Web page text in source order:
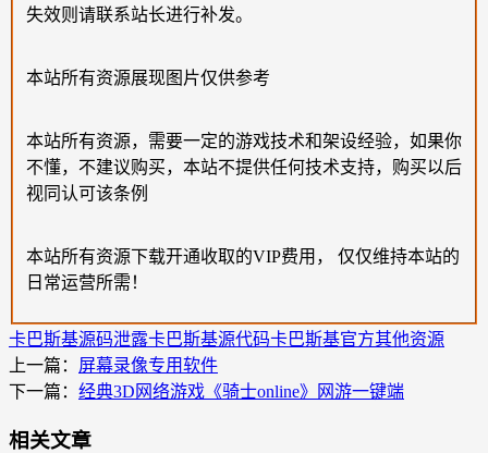
失效则请联系站长进行补发。
本站所有资源展现图片仅供参考
本站所有资源，需要一定的游戏技术和架设经验，如果你
不懂，不建议购买，本站不提供任何技术支持，购买以后
视同认可该条例
本站所有资源下载开通收取的VIP费用， 仅仅维持本站的
日常运营所需！
卡巴斯基源码泄露卡巴斯基源代码卡巴斯基官方其他资源
上一篇： 屏幕录像专用软件
下一篇： 经典3D网络游戏《骑士online》网游一键端
相关文章